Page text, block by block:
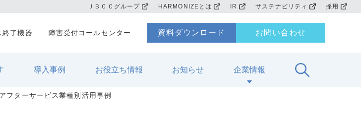
ＪＢＣＣグループ HARMONIZEとは IR サステナビリティ 採用
導入事例 お役立ち情報 お知らせ 企業情報
資料ダウンロード お問い合わせ
終了機器 障害受付コールセンター
フターサービス業種別活用事例